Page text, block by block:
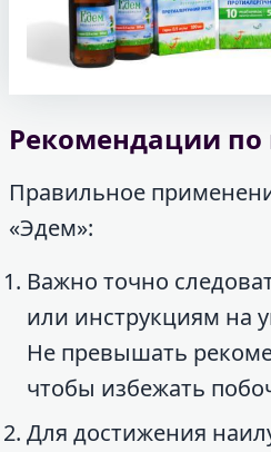
Рекомендации
Правильное
«Эдем»:
Важно точно
или инструкциям на
Не превышать
чтобы избежать
Для достижения